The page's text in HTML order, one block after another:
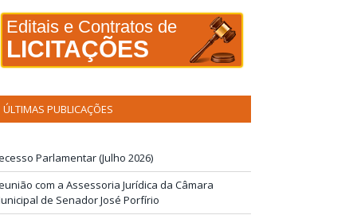
Editais e Contratos de
LICITAÇÕES
ÚLTIMAS PUBLICAÇÕES
Parlamentar (Julho 2026)
com a Assessoria Jurídica da Câmara
de Senador José Porfírio